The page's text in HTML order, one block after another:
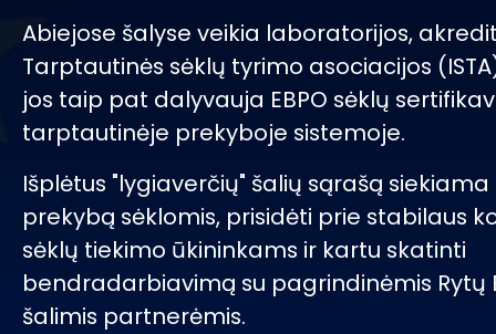
Abiejose šalyse veikia laboratorijos,
Tarptautinės sėklų tyrimo asociacijos
jos taip pat dalyvauja EBPO sėklų
tarptautinėje prekyboje sistemoje.
Išplėtus "lygiaverčių" šalių sąrašą
prekybą sėklomis, prisidėti prie stabilaus
sėklų tiekimo ūkininkams ir kartu skatinti
bendradarbiavimą su pagrindinėmis Rytų
šalimis partnerėmis.